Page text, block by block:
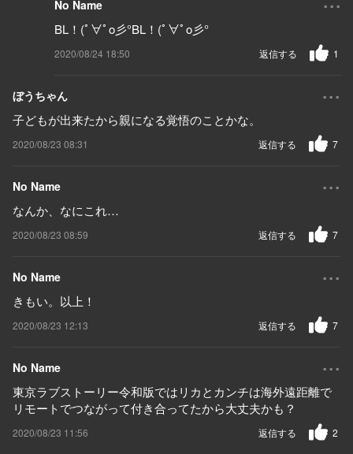
No Name
BL！(ﾟ∀ﾟo彡°BL！(ﾟ∀ﾟo彡°
2020/08/24 18:50 1
返信する
ぼうちゃん ...
子どもが出来たから親になる覚悟のことかな。
2020/08/23 08:31 7
返信する
No Name ...
なんか、なにこれ…
2020/08/23 08:59 7
返信する
No Name ...
きもい。以上！
2020/08/23 12:13 7
返信する
No Name ...
東京ラブストーリー令和版ではリカとカンチは海外遠距離で
リモートでつながって付き合ってたから大丈夫かも？
2020/08/23 11:56 2
返信する